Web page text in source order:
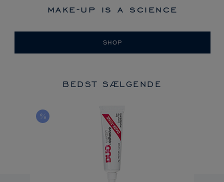
make-up is a science
SHOP
BEDST SÆLGENDE